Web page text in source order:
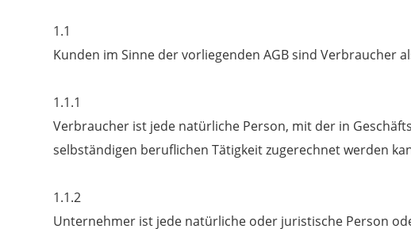
1.1
Kunden im Sinne der vorliegenden AGB sind Verbraucher
1.1.1
Verbraucher ist jede natürliche Person, mit der in
selbständigen beruflichen Tätigkeit zugerechnet werden
1.1.2
Unternehmer ist jede natürliche oder juristische Person